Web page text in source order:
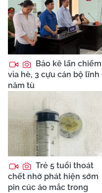
Bảo kê lấn chiếm
vỉa hè, 3 cựu cán bộ lĩnh
năm tù
Trẻ 5 tuổi thoát
chết nhờ phát hiện sớm
pin cúc áo mắc trong